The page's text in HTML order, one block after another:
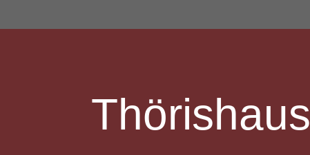
Thörishaus